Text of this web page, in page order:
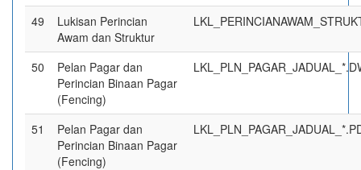
49
Lukisan Perincian
Awam dan Struktur
50
Pelan Pagar dan
Perincian Binaan Pagar
(Fencing)
51
Pelan Pagar dan
Perincian Binaan Pagar
(Fencing)